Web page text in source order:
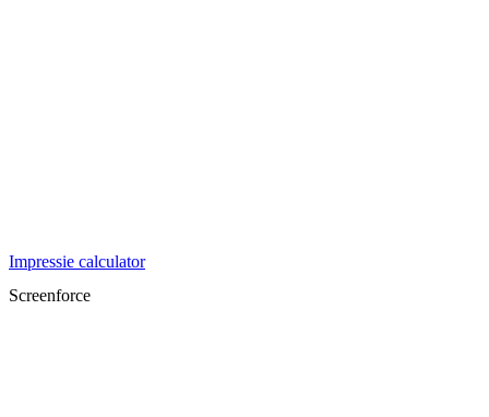
Impressie calculator
Screenforce